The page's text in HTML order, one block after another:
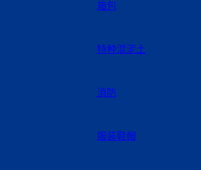
箱包
特种混泥土
消防
服装鞋帽
海之滨活力涌动。此次会议是标准起草
继首次会议后行业同仁再次聚首的关键
仅是保障产品质量、提升市场竞争力的
纤维增强水泥基复合材料在砌体结构加